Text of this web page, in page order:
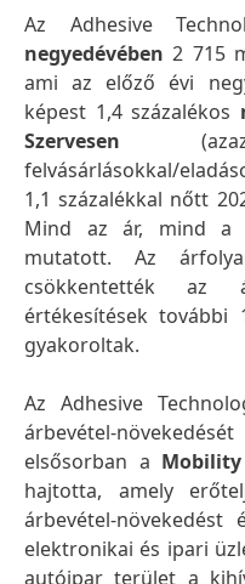
Az Adhesive
negyedévében 2 715
ami az előző évi
képest 1,4 százalékos
Szervesen
felvásárlásokkal/
1,1 százalékkal nőtt
Mind az ár, mind a
mutatott. Az
csökkentették az
értékesítések további
gyakoroltak.
Az Adhesive
árbevétel-
elsősorban a
hajtotta, amely
árbevétel-
elektronikai és ipari
autóipar terület a